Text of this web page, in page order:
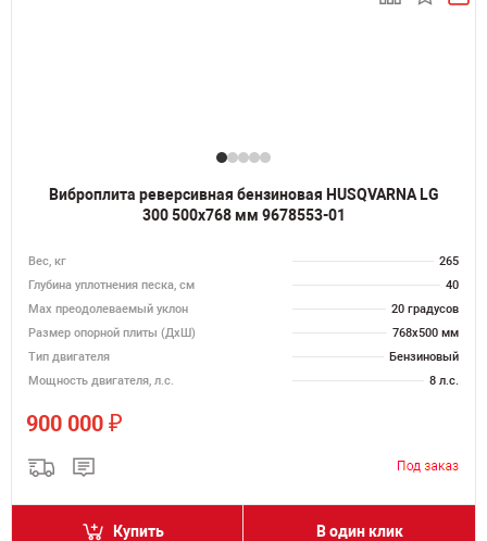
Виброплита реверсивная бензиновая HUSQVARNA LG
300 500x768 мм 9678553-01
Вес, кг
265
Глубина уплотнения песка, см
40
Max преодолеваемый уклон
20 градусов
Размер опорной плиты (ДхШ)
768х500 мм
Тип двигателя
Бензиновый
Мощность двигателя, л.с.
8 л.с.
900 000 ₽
Купить В один клик